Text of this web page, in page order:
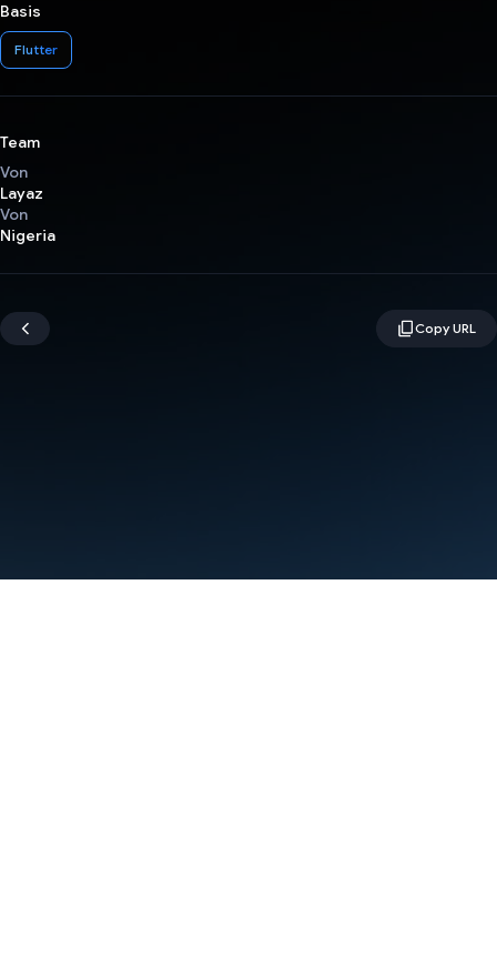
Basis
Flutter
Team
Von
Layaz
Von
Nigeria